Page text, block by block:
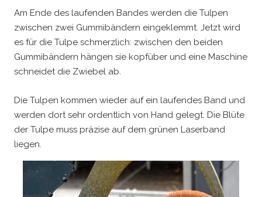
Am Ende des laufenden Bandes werden die Tulpen
zwischen zwei Gummibändern eingeklemmt. Jetzt wird
es für die Tulpe schmerzlich: zwischen den beiden
Gummibändern hängen sie kopfüber und eine Maschine
schneidet die Zwiebel ab.
Die Tulpen kommen wieder auf ein laufendes Band und
werden dort sehr ordentlich von Hand gelegt. Die Blüte
der Tulpe muss präzise auf dem grünen Laserband
liegen.